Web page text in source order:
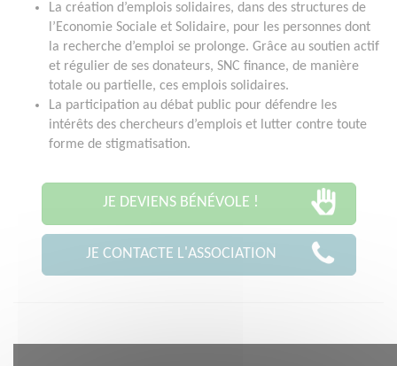
La création d’emplois solidaires, dans des structures de
l’Economie Sociale et Solidaire, pour les personnes dont
la recherche d’emploi se prolonge. Grâce au soutien actif
et régulier de ses donateurs, SNC finance, de manière
totale ou partielle, ces emplois solidaires.
La participation au débat public pour défendre les
intérêts des chercheurs d’emplois et lutter contre toute
forme de stigmatisation.
JE DEVIENS BÉNÉVOLE !
JE CONTACTE L'ASSOCIATION